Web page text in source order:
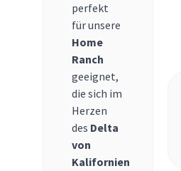
perfekt
für unsere
Home
Ranch
geeignet,
die sich im
Herzen
des Delta
von
Kalifornien